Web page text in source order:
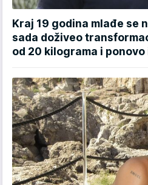
Kraj 19 godina mlađe se
sada doživeo
od 20 kilograma i